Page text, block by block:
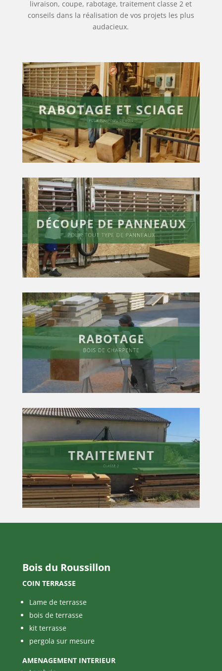
livraison, coupe, rabotage, traitement classe 2 et
conseils dans la réalisation de vos projets les plus
audacieux.
Bois du Roussillon
COIN TERRASSE
Lame de terrasse
bois de terrasse
kit terrasse
pergola sur mesure
AMENAGEMENT INTERIEUR